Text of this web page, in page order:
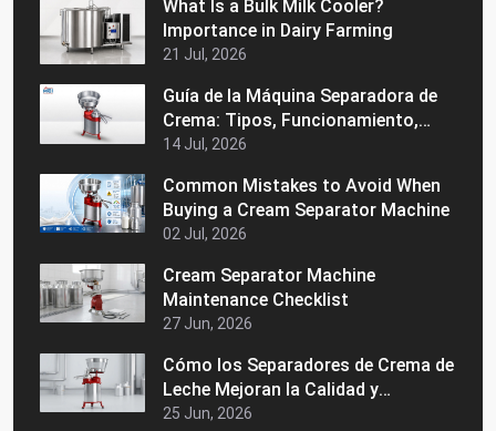
What Is a Bulk Milk Cooler?
Importance in Dairy Farming
21 Jul, 2026
Guía de la Máquina Separadora de
Crema: Tipos, Funcionamiento,
Beneficios y Consejos de Compra
14 Jul, 2026
Common Mistakes to Avoid When
Buying a Cream Separator Machine
02 Jul, 2026
Cream Separator Machine
Maintenance Checklist
27 Jun, 2026
Cómo los Separadores de Crema de
Leche Mejoran la Calidad y
Consistencia de la Leche
25 Jun, 2026